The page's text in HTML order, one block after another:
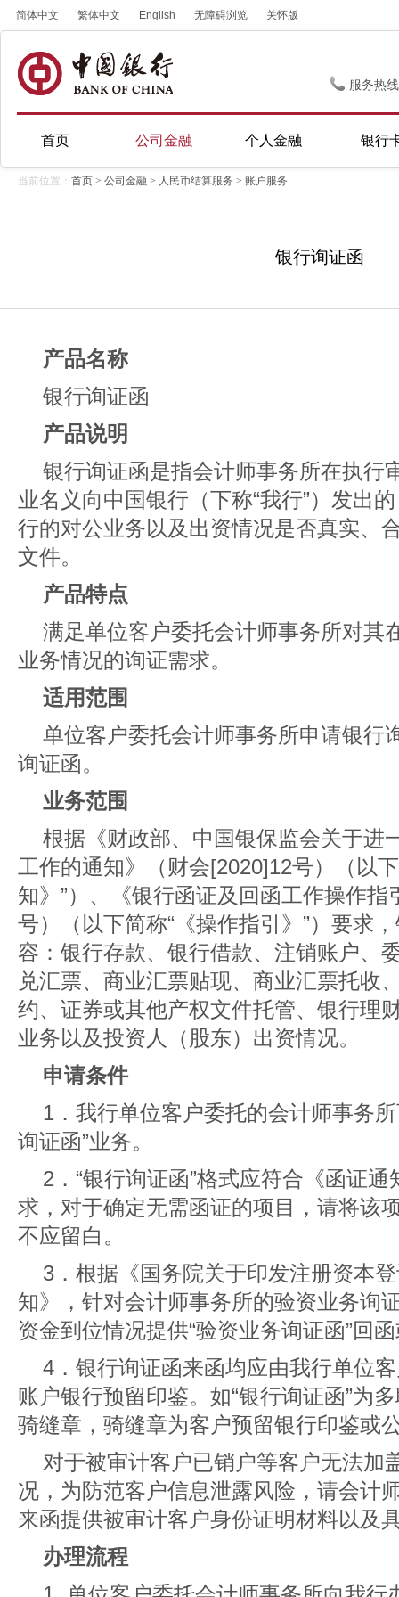
简体中文 繁体中文 English 无障碍浏览 关怀版
服务热
首页 公司金融 个人金融 银行
当前位置： 首页 > 公司金融 > 人民币结算服务 > 账户服务
银行询证函
产品名称
银行询证函
产品说明
银行询证函是指会计师事务所在执行
业名义向中国银行（下称“我行”）发出
行的对公业务以及出资情况是否真实、
文件。
产品特点
满足单位客户委托会计师事务所对其
业务情况的询证需求。
适用范围
单位客户委托会计师事务所申请银行
询证函。
业务范围
根据《财政部、中国银保监会关于进
工作的通知》（财会[2020]12号）（以
知》”）、《银行函证及回函工作操作
号）（以下简称“《操作指引》”）要求
容：银行存款、银行借款、注销账户、
兑汇票、商业汇票贴现、商业汇票托收
约、证券或其他产权文件托管、银行理
业务以及投资人（股东）出资情况。
申请条件
1．我行单位客户委托的会计师事务
询证函”业务。
2．“银行询证函”格式应符合《函证
求，对于确定无需函证的项目，请将该
不应留白。
3．根据《国务院关于印发注册资本
知》，针对会计师事务所的验资业务询
资金到位情况提供“验资业务询证函”回
4．银行询证函来函均应由我行单位
账户银行预留印鉴。如“银行询证函”为
骑缝章，骑缝章为客户预留银行印鉴或
对于被审计客户已销户等客户无法加
况，为防范客户信息泄露风险，请会计
来函提供被审计客户身份证明材料以及
办理流程